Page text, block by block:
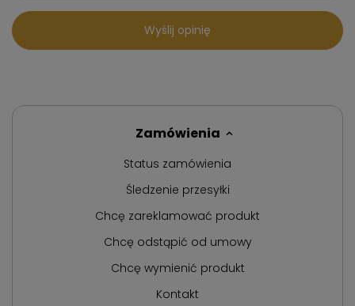
Wyślij opinię
Zamówienia
Status zamówienia
Śledzenie przesyłki
Chcę zareklamować produkt
Chcę odstąpić od umowy
Chcę wymienić produkt
Kontakt